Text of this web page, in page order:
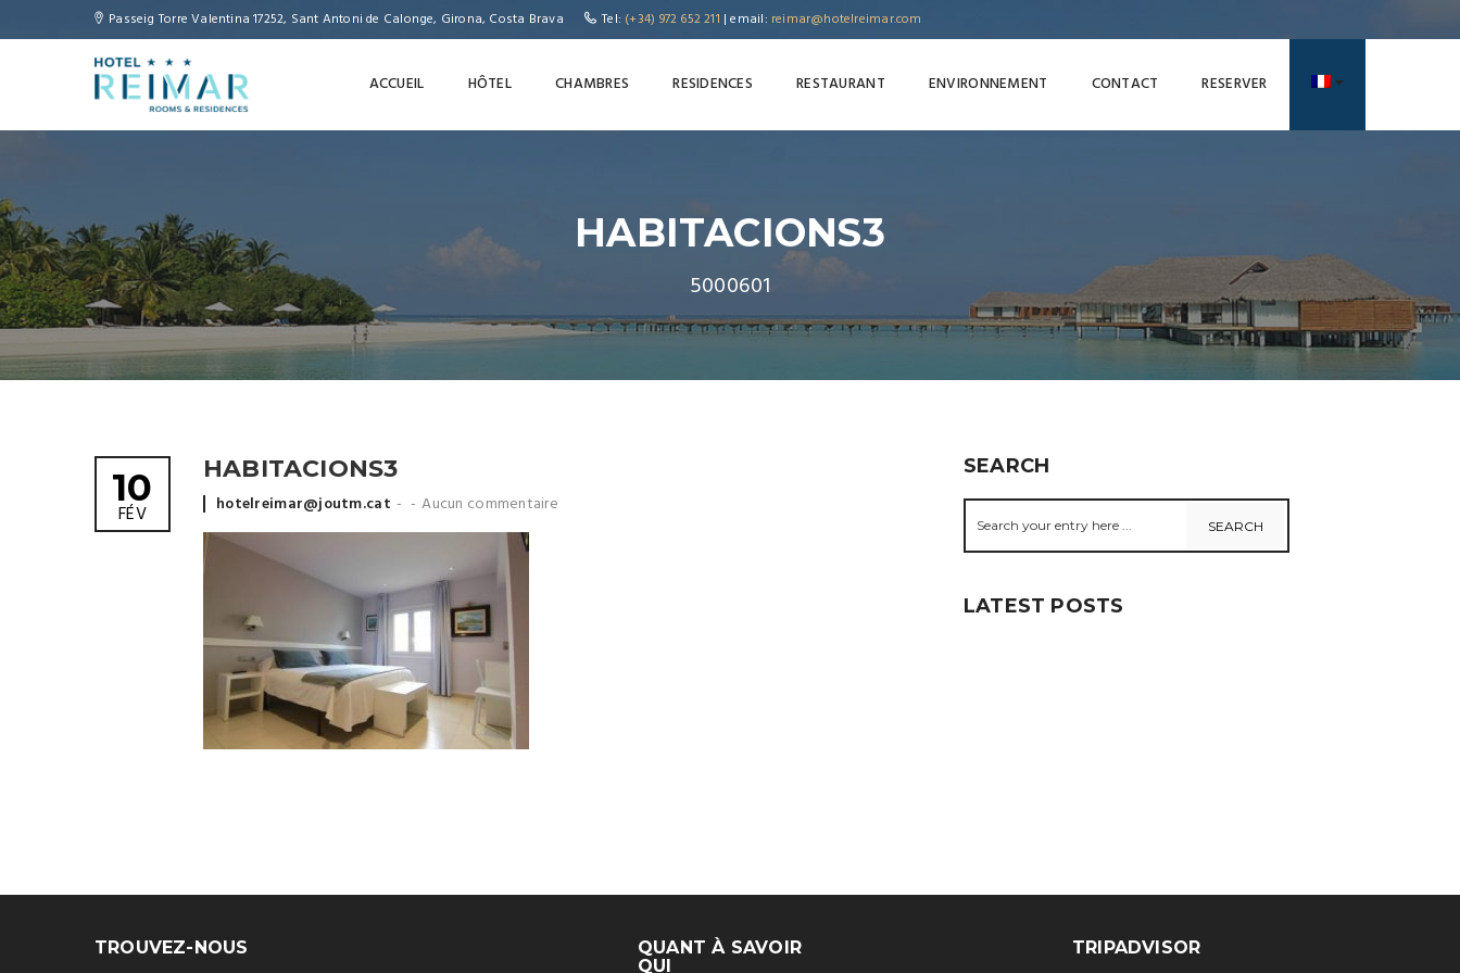
Passeig Torre Valentina 17252, Sant Antoni de Calonge, Girona, Costa Brava Tel: (+34) 972 652 211 | email: reimar@hotelreimar.com
ACCUEIL HÔTEL CHAMBRES RESIDENCES RESTAURANT ENVIRONNEMENT CONTACT RESERVER
HABITACIONS3
5000601
HABITACIONS3
10
FÉV
Posted
by
hotelreimar@joutm.cat Aucun commentaire
SEARCH
LATEST POSTS
TROUVEZ-NOUS
QUANT À SAVOIR
QUI
TRIPADVISOR